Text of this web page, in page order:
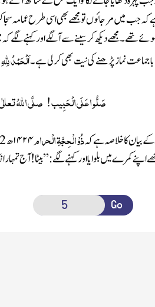
میں مرجائوں تو مجھے بھی اسی طرح عمامہ سجا کر
تھے۔ مجھے دیکھ کر سینے سے آلگے اور کہنے
نماز پڑھنے کی نیت بھی کرلی ہے۔اَلْحَمْدُ لِلّٰہِ
صَلُّو ا عَلَی الْحَبِیب ! صلَّی اللّٰہُ
بیان کا خلاصہ ہے کہذُوْالْحِجَّۃِ الْحرام۱۴۲۴ھ
کمرے میں بلوایا اور کہنے لگے :’’بیٹا!آج
Go